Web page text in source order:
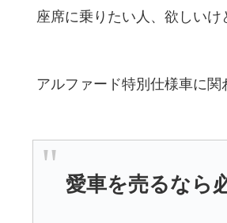
座席に乗りたい人、欲しい
アルファード特別仕様車に
愛車を売るなら